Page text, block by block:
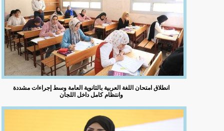
انطلاق امتحان اللغة العربية بالثانوية العامة وسط إجراءات مشددة
وانتظام كامل داخل اللجان